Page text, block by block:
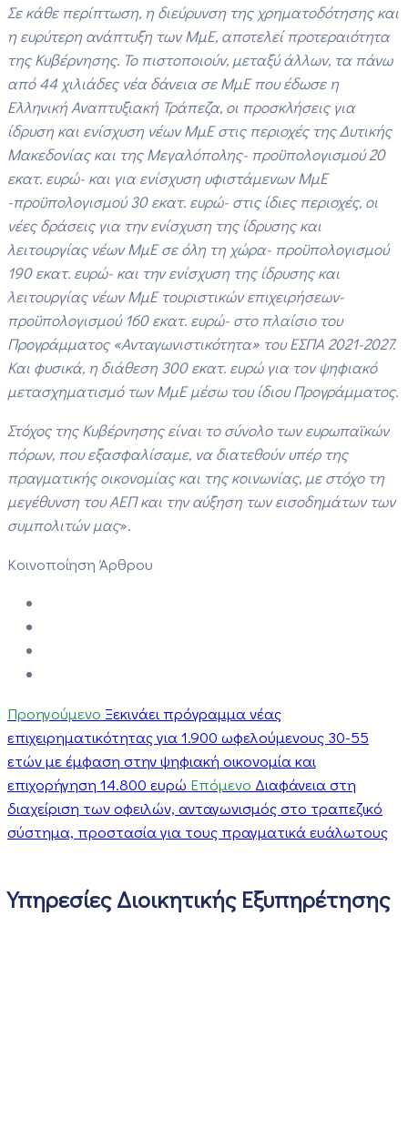
Σε κάθε περίπτωση, η διεύρυνση της χρηματοδότησης και
η ευρύτερη ανάπτυξη των ΜμΕ, αποτελεί προτεραιότητα
της Κυβέρνησης. Το πιστοποιούν, μεταξύ άλλων, τα πάνω
από 44 χιλιάδες νέα δάνεια σε ΜμΕ που έδωσε η
Ελληνική Αναπτυξιακή Τράπεζα, οι προσκλήσεις για
ίδρυση και ενίσχυση νέων ΜμΕ στις περιοχές της Δυτικής
Μακεδονίας και της Μεγαλόπολης- προϋπολογισμού 20
εκατ. ευρώ- και για ενίσχυση υφιστάμενων ΜμΕ
-προϋπολογισμού 30 εκατ. ευρώ- στις ίδιες περιοχές, οι
νέες δράσεις για την ενίσχυση της ίδρυσης και
λειτουργίας νέων ΜμΕ σε όλη τη χώρα- προϋπολογισμού
190 εκατ. ευρώ- και την ενίσχυση της ίδρυσης και
λειτουργίας νέων ΜμΕ τουριστικών επιχειρήσεων-
προϋπολογισμού 160 εκατ. ευρώ- στο πλαίσιο του
Προγράμματος «Ανταγωνιστικότητα» του ΕΣΠΑ 2021-2027.
Και φυσικά, η διάθεση 300 εκατ. ευρώ για τον ψηφιακό
μετασχηματισμό των ΜμΕ μέσω του ίδιου Προγράμματος.
Στόχος της Κυβέρνησης είναι το σύνολο των ευρωπαϊκών
πόρων, που εξασφαλίσαμε, να διατεθούν υπέρ της
πραγματικής οικονομίας και της κοινωνίας, με στόχο τη
μεγέθυνση του ΑΕΠ και την αύξηση των εισοδημάτων των
συμπολιτών μας».
Κοινοποίηση Άρθρου
Προηγούμενο Ξεκινάει πρόγραμμα νέας
επιχειρηματικότητας για 1.900 ωφελούμενους 30-55
ετών με έμφαση στην ψηφιακή οικονομία και
επιχορήγηση 14.800 ευρώ Επόμενο Διαφάνεια στη
διαχείριση των οφειλών, ανταγωνισμός στο τραπεζικό
σύστημα, προστασία για τους πραγματικά ευάλωτους
Υπηρεσίες Διοικητικής Εξυπηρέτησης